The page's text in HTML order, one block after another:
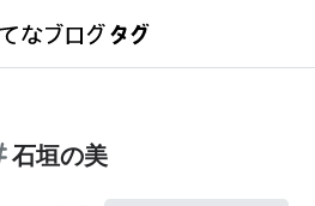
石垣の美